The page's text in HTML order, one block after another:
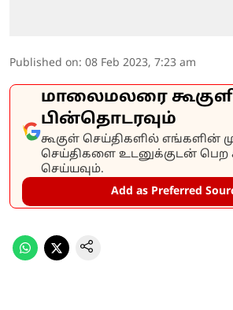
Published on: 08 Feb 2023, 7:23 am
மாலைமலரை
பின்தொடரவும்
கூகுள் செய்திகளில் எங்களின்
செய்திகளை உடனுக்குடன் பெற
செய்யவும்.
Add as Preferred